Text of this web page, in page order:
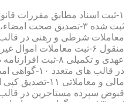
در قالب های